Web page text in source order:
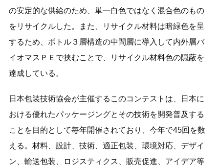
の安定的な供給のため、単一白色ではなく混合色のもの
をリサイクルした。また、リサイクル材料は暗緑色を呈
するため、ボトル３層構造の中間層に導入して内外層バ
イオマスＰＥで挟むことで、リサイクル材料色の隠蔽を
達成している。
日本包装技術協会が主催するこのコンテストは、日本に
おける優れたパッケージングとその技術を開発普及する
ことを目的として毎年開催されており、今年で45回を数
える。材料、設計、技術、適正包装、環境対応、デザイ
ン、輸送包装、ロジスティクス、販売促進、アイデア等